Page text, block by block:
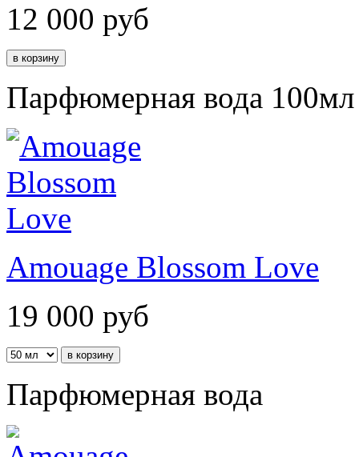
12 000 руб
Парфюмерная вода 100мл
Amouage Blossom Love
19 000 руб
Парфюмерная вода